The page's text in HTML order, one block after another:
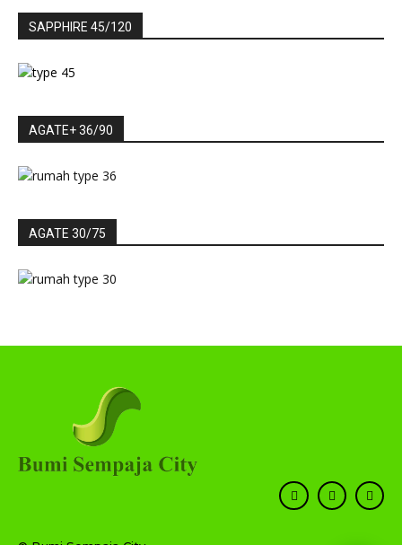
SAPPHIRE 45/120
AGATE+ 36/90
AGATE 30/75